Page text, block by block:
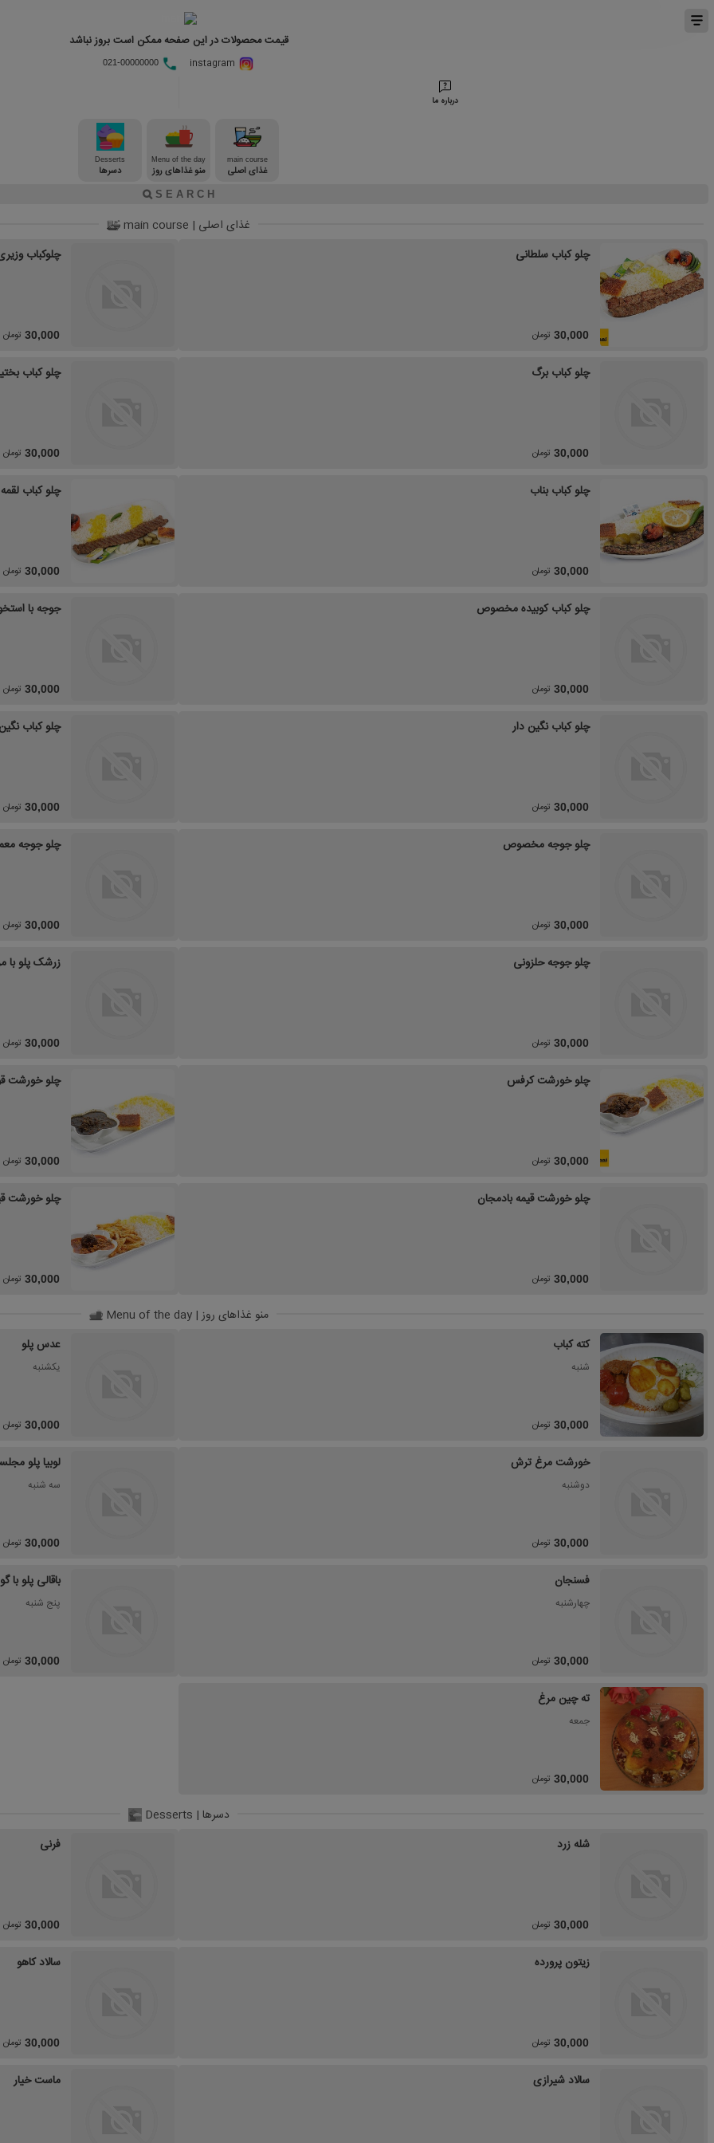
قیمت محصولات در این صفحه ممکن است بروز نباشد
021-00000000
درباره ما
main course
غذای اصلی
Menu of the day
منو غذاهای روز
Desserts
دسرها
غذای اصلی | main course
چلو کباب سلطانی
30,000 تومان
چلوکباب
30,000 تومان
چلو کباب برگ
30,000 تومان
چلو کباب
30,000 تومان
چلو کباب بناب
30,000 تومان
چلو کباب
30,000 تومان
چلو کباب کوبیده مخصوص
30,000 تومان
جوجه با
30,000 تومان
چلو کباب نگین دار
30,000 تومان
چلو کباب
30,000 تومان
چلو جوجه مخصوص
30,000 تومان
چلو جوجه
30,000 تومان
چلو جوجه حلزونی
30,000 تومان
زرشک پلو با
30,000 تومان
چلو خورشت کرفس
30,000 تومان
چلو خورشت
30,000 تومان
چلو خورشت قیمه بادمجان
30,000 تومان
چلو خورشت
30,000 تومان
منو غذاهای روز | Menu of the day
کته کباب
شنبه
30,000 تومان
عدس پلو
یکشنبه
30,000 تومان
خورشت مرغ ترش
دوشنبه
30,000 تومان
لوبیا پلو
سه شنبه
30,000 تومان
فسنجان
چهارشنبه
30,000 تومان
باقالی پلو
پنج شنبه
30,000 تومان
ته چین مرغ
جمعه
30,000 تومان
دسرها | Desserts
شله زرد
30,000 تومان
فرنی
30,000 تومان
زیتون پرورده
30,000 تومان
سالاد کاهو
30,000 تومان
سالاد شیرازی ماست خیار